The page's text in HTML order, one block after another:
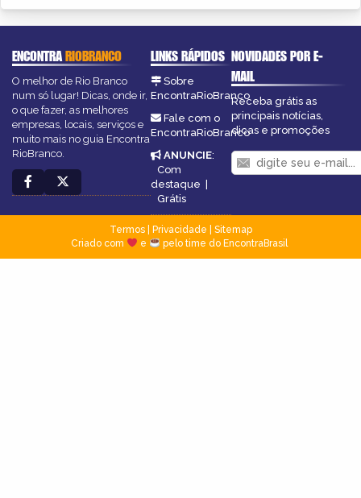
ENCONTRARIOBRANCO
O melhor de Rio Branco
num só lugar! Dicas, onde ir,
o que fazer, as melhores
empresas, locais, serviços e
muito mais no guia Encontra
RioBranco.
LINKS RÁPIDOS
Sobre
EncontraRioBranco
Fale com o
EncontraRioBranco
ANUNCIE:
Com
destaque |
Grátis
NOVIDADES POR E-
MAIL
Receba grátis as
principais notícias,
dicas e promoções
Termos| Privacidade
Sitemap
Criado com
e pelo time do EncontraBrasil